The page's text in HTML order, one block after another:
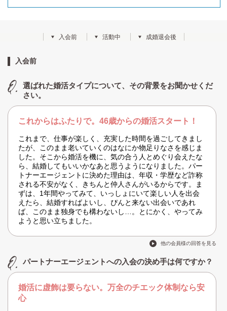
入会前 活動中 成婚退会後
入会前
選ばれた婚活タイプについて、その背景をお聞かせくだ
さい。
これからはふたりで。46歳からの婚活スタート！
これまで、仕事が楽しく、充実した時間を過ごしてきまし
たが、このまま老いていくのはなにか物足りなさを感じま
した。そこから婚活を機に、気の合う人とめぐり会えたな
ら、結婚してもいいかなあと思うようになりました。パー
トナーエージェントに決めた理由は、年収・学歴など詐称
される不安がなく、きちんと仲人さんがいるからです。ま
ずは、1年間やってみて、いっしょにいて楽しい人を出会
えたら、結婚すればよいし、ぴんと来ない出会いであれ
ば、このまま独身でも構わないし…。とにかく、やってみ
ようと思い立ちました。
他の会員様の回答を見る
パートナーエージェントへの入会の決め手は何ですか？
婚活に虚飾は要らない。万全のチエック体制なら安
心